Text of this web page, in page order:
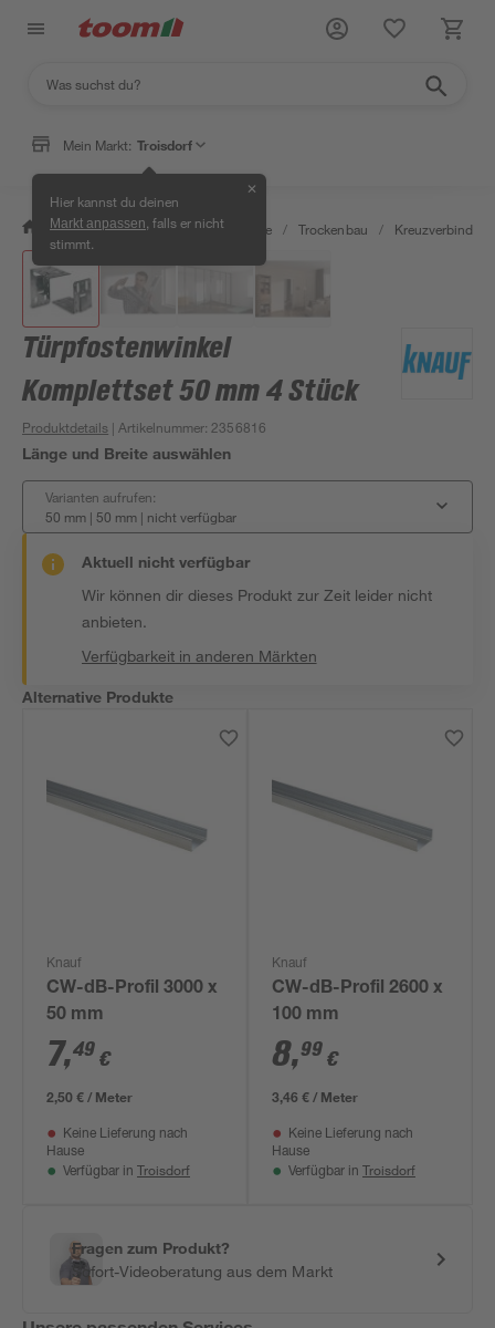
Mein Markt: Troisdorf
Hier kannst du deinen
Markt anpassen , falls er nicht
stimmt.
✕
/ Bauen & Renovieren / Baustoffe / Trockenbau / Kreuzverbinder
Türpfostenwinkel
Komplettset 50 mm 4 Stück
Produktdetails | Artikelnummer: 2356816
Länge und Breite auswählen
Varianten aufrufen:
50 mm | 50 mm | nicht verfügbar
Aktuell nicht verfügbar
Wir können dir dieses Produkt zur Zeit leider nicht
anbieten.
Verfügbarkeit in anderen Märkten
Alternative Produkte
Knauf
CW-dB-Profil 3000 x
50 mm
7,49 €
2,50 € / Meter
Keine Lieferung nach
Hause
Verfügbar in Troisdorf
Knauf
CW-dB-Profil 2600 x
100 mm
8,99 €
3,46 € / Meter
Keine Lieferung nach
Hause
Verfügbar in Troisdorf
Fragen zum Produkt?
Sofort-Videoberatung aus dem Markt